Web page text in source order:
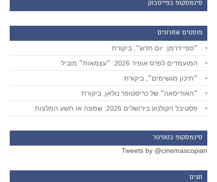
סינמסקופ בפייסבוק
פוסטים אחרונים
״ספיידרמן: יום חדש״, ביקורת
המועמדים לפרס אופיר 2026: ״עצמאות״ מוביל
״תיכון מגשימים״, ביקורת
״האודיסאה״ של כריסטופר נולאן, ביקורת
פסטיבל הקולנוע בירושלים 2026: שמונה או תשע המלצות
סינמסקופ בטוויטר
Tweets by @cinemascopian
תגים